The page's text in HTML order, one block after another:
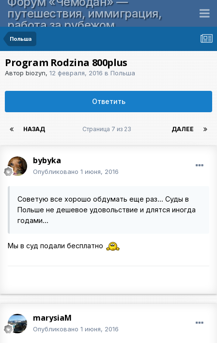
путешествия, иммиграция,
работа за рубежом
Польша
Program Rodzina 800plus
Автор biozyn, 12 февраля, 2016 в Польша
Ответить
НАЗАД ДАЛЕЕ
Страница 7 из 23
bybyka
Опубликовано 1 июня, 2016
Советую все хорошо обдумать еще раз... Суды в
Польше не дешевое удовольствие и длятся иногда
годами...
Мы в суд подали бесплатно
marysiaM
Опубликовано 1 июня, 2016